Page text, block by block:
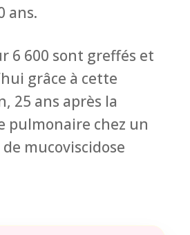
ans.
6 600 sont greffés et
grâce à cette
25 ans après la
pulmonaire chez un
mucoviscidose